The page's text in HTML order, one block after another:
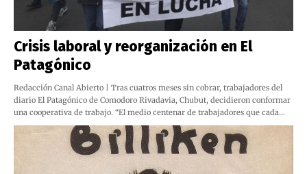
Crisis laboral y reorganización en El
Patagónico
Redacción Canal Abierto | Tras cuatros meses sin cobrar, trabajadores del
diario El Patagónico de Comodoro Rivadavia, Chubut, decidieron conformar
una cooperativa de trabajo. “El medio centenar de trabajadores que cada…